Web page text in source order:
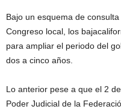
Bajo un esquema de
Congreso local, los
para ampliar el periodo del
dos a cinco años.
Lo anterior pese a que el 2
Poder Judicial de la